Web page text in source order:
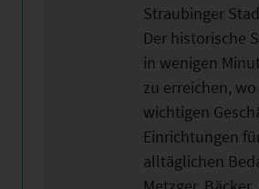
Straubinger
Der historische
in wenigen
zu erreichen,
wichtigen
Einrichtungen
alltäglichen